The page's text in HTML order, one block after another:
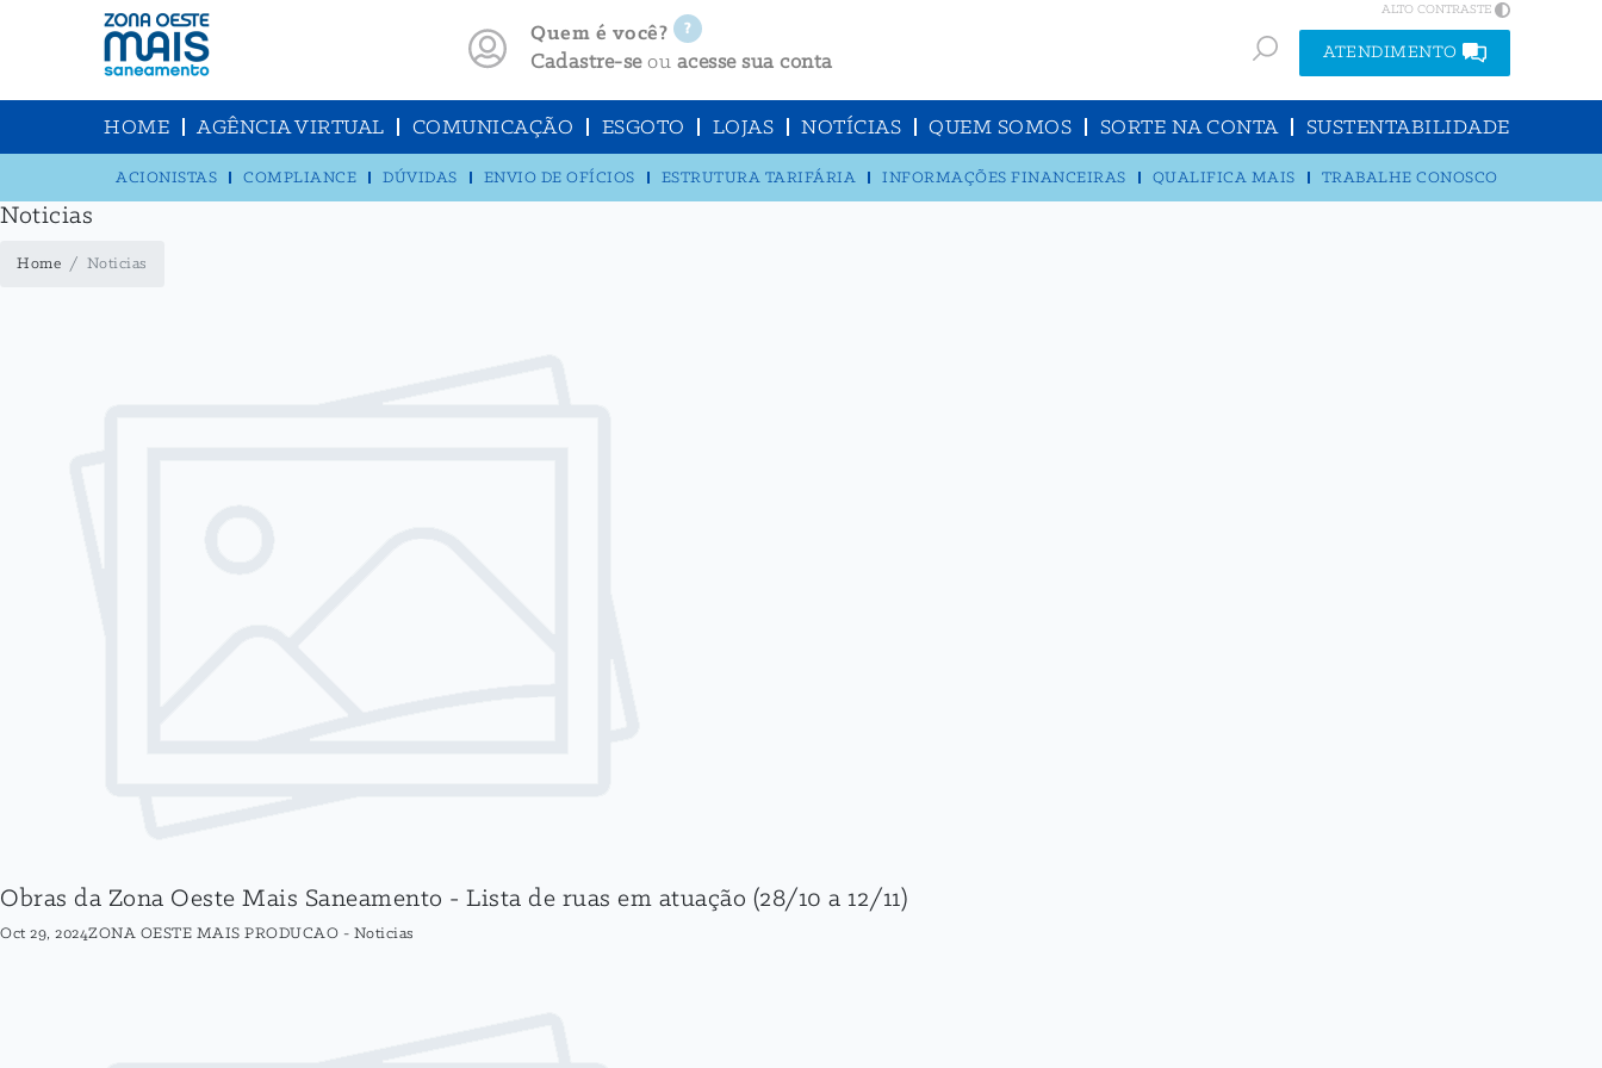
ALTO CONTRASTE
Quem é você?
Cadastre-seou acesse sua conta ATENDIMENTO
HOME AGÊNCIA VIRTUAL COMUNICAÇÃO ESGOTO LOJAS NOTÍCIAS QUEM SOMOS SORTE NA CONTA SUSTENTABILIDADE
ACIONISTAS COMPLIANCE DÚVIDAS ENVIO DE OFÍCIOS ESTRUTURA TARIFÁRIA INFORMAÇÕES FINANCEIRAS QUALIFICA MAIS TRABALHE CONOSCO
Noticias
Home Noticias
Obras da Zona Oeste Mais Saneamento - Lista de ruas em atuação (28/10 a 12/11)
Oct 29, 2024ZONA OESTE MAIS PRODUCAO - Noticias